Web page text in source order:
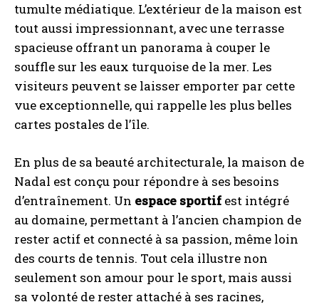
tumulte médiatique. L’extérieur de la maison est
tout aussi impressionnant, avec une terrasse
spacieuse offrant un panorama à couper le
souffle sur les eaux turquoise de la mer. Les
visiteurs peuvent se laisser emporter par cette
vue exceptionnelle, qui rappelle les plus belles
cartes postales de l’île.
En plus de sa beauté architecturale, la maison de
Nadal est conçu pour répondre à ses besoins
d’entraînement. Un espace sportif est intégré
au domaine, permettant à l’ancien champion de
rester actif et connecté à sa passion, même loin
des courts de tennis. Tout cela illustre non
seulement son amour pour le sport, mais aussi
sa volonté de rester attaché à ses racines,